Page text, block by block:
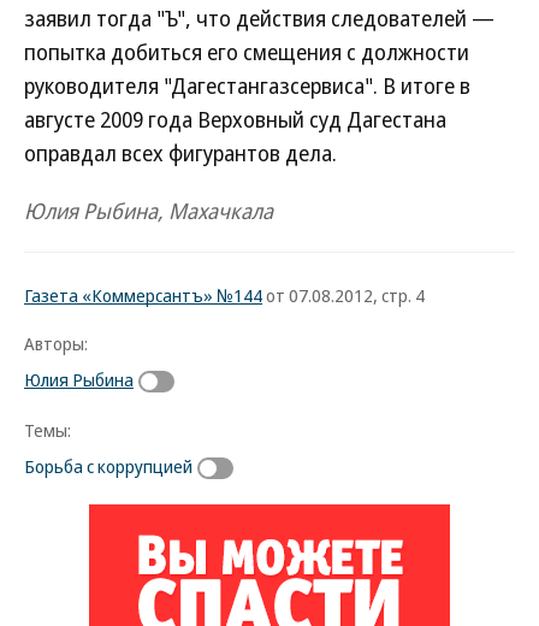
заявил тогда "Ъ", что действия следователей —
попытка добиться его смещения с должности
руководителя "Дагестангазсервиса". В итоге в
августе 2009 года Верховный суд Дагестана
оправдал всех фигурантов дела.
Юлия Рыбина, Махачкала
Газета «Коммерсантъ» №144от 07.08.2012, стр. 4
Авторы:
Юлия Рыбина
Темы:
Борьба с коррупцией